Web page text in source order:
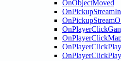
OnObjectMoved
OnPickupStreamIn